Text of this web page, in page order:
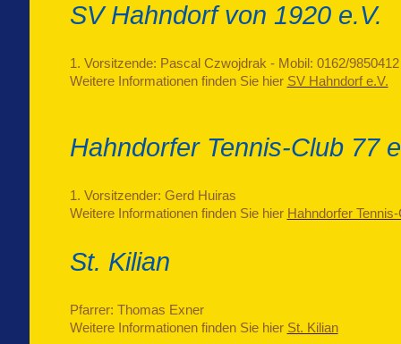
SV Hahndorf von 1920 e.V.
1. Vorsitzende: Pascal Czwojdrak - Mobil: 0162/9850412
Weitere Informationen finden Sie hier SV Hahndorf e.V.
Hahndorfer Tennis-Club 77
1. Vorsitzender: Gerd Huiras
Weitere Informationen finden Sie hier Hahndorfer
St. Kilian
Pfarrer: Thomas Exner
Weitere Informationen finden Sie hier St. Kilian